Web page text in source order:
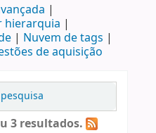
hierarquia
Nuvem de tags
de aquisição
3 resultados.